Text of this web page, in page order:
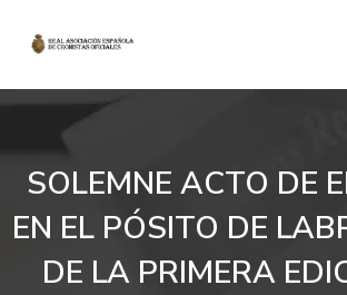
SOLEMNE ACTO DE
EN EL PÓSITO DE
DE LA PRIMERA